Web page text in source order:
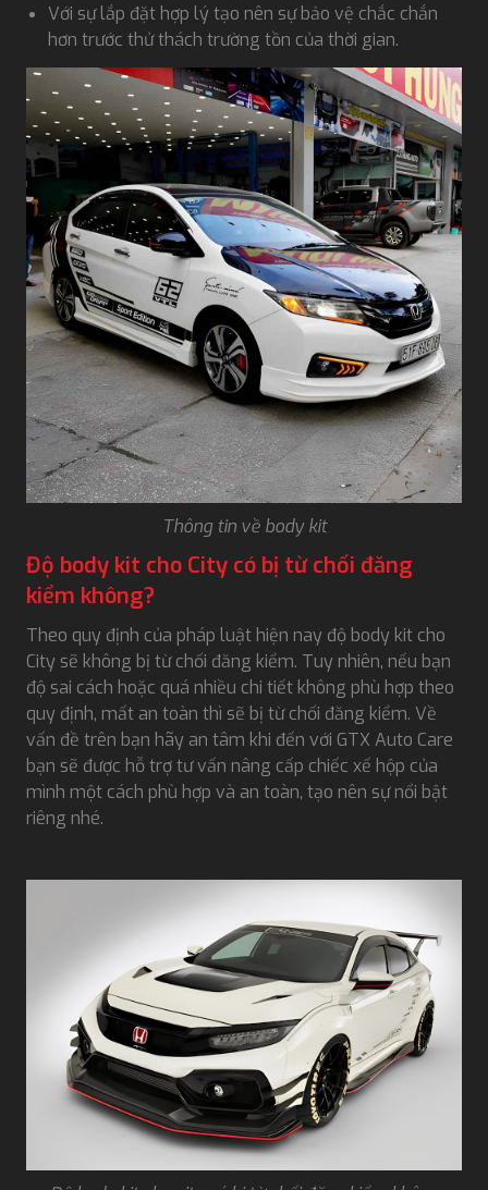
Với sự lắp đặt hợp lý tạo nên sự bảo vệ chắc chắn
hơn trước thử thách trường tồn của thời gian.
Thông tin về body kit
Độ body kit cho City có bị từ chối đăng
kiểm không?
Theo quy định của pháp luật hiện nay độ body kit cho
City sẽ không bị từ chối đăng kiểm. Tuy nhiên, nếu bạn
độ sai cách hoặc quá nhiều chi tiết không phù hợp theo
quy định, mất an toàn thì sẽ bị từ chối đăng kiểm. Về
vấn đề trên bạn hãy an tâm khi đến với GTX Auto Care
bạn sẽ được hỗ trợ tư vấn nâng cấp chiếc xế hộp của
mình một cách phù hợp và an toàn, tạo nên sự nổi bật
riêng nhé.